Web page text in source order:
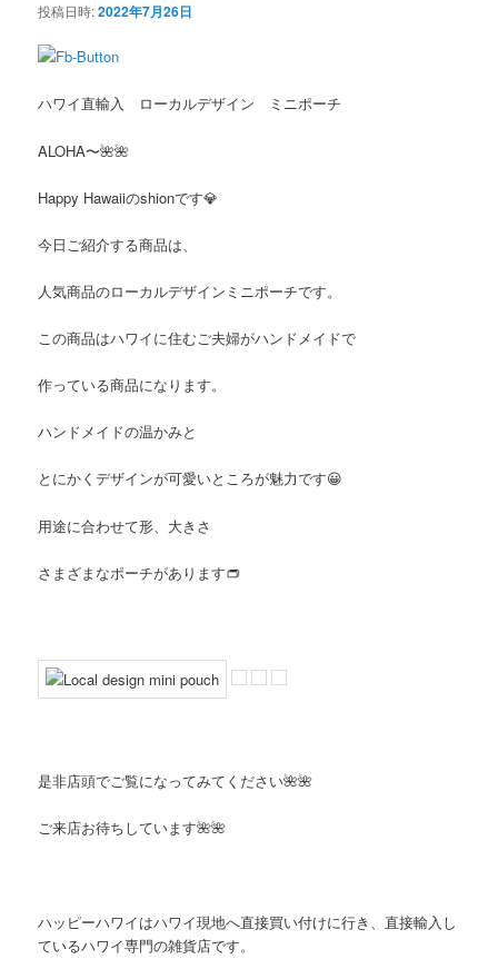
ツ
へ
移
へ
移
動
投稿日時:2022年7月26日
ハワイ直輸入 ローカルデザイン ミニポーチ
ALOHA〜🌺🌺
Happy Hawaiiのshionです💎
今日ご紹介する商品は、
人気商品のローカルデザインミニポーチです。
この商品はハワイに住むご夫婦がハンドメイドで
作っている商品になります。
ハンドメイドの温かみと
とにかくデザインが可愛いところが魅力です😀
用途に合わせて形、大きさ
さまざまなポーチがあります👝
是非店頭でご覧になってみてください🌺🌺
ご来店お待ちしています🌺🌺
ハッピーハワイはハワイ現地へ直接買い付けに行き、直接輸入し
ているハワイ専門の雑貨店です。